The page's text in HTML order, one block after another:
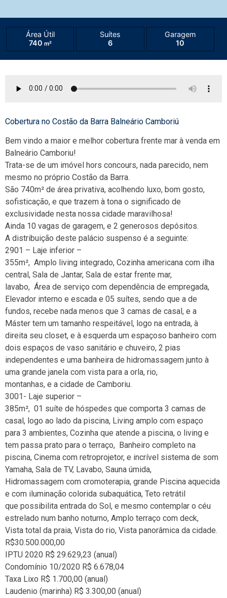
Área Útil
740 m²
Suítes
6
Garagem
10
Cobertura no Costão da Barra Balneário Camboriú
Bem vindo a maior e melhor cobertura frente mar à venda em
Balneário Camboriu!
Trata-se de um imóvel hors concours, nada parecido, nem
mesmo no próprio Costão da Barra.
São 740m² de área privativa, acolhendo luxo, bom gosto,
sofisticação, e que trazem à tona o significado de
exclusividade nesta nossa cidade maravilhosa!
Ainda 10 vagas de garagem, e 2 generosos depósitos.
A distribuição deste palácio suspenso é a seguinte:
2901 – Laje inferior –
355m², Amplo living integrado, Cozinha americana com ilha
central, Sala de Jantar, Sala de estar frente mar,
lavabo, Área de serviço com dependência de empregada,
Elevador interno e escada e 05 suítes, sendo que a de
fundos, recebe nada menos que 3 camas de casal, e a
Máster tem um tamanho respeitável, logo na entrada, à
direita seu closet, e à esquerda um espaçoso banheiro com
dois espaços de vaso sanitário e chuveiro, 2 pias
independentes e uma banheira de hidromassagem junto à
uma grande janela com vista para a orla, rio,
montanhas, e a cidade de Camboriu.
3001- Laje superior –
385m², 01 suíte de hóspedes que comporta 3 camas de
casal, logo ao lado da piscina, Living amplo com espaço
para 3 ambientes, Cozinha que atende a piscina, o living e
tem passa prato para o terraço, Banheiro completo na
piscina, Cinema com retroprojetor, e incrível sistema de som
Yamaha, Sala de TV, Lavabo, Sauna úmida,
Hidromassagem com cromoterapia, grande Piscina aquecida
e com iluminação colorida subaquática, Teto retrátil
que possibilita entrada do Sol, e mesmo contemplar o céu
estrelado num banho noturno, Amplo terraço com deck,
Vista total da praia, Vista do rio, Vista panorâmica da cidade.
R$30.500.000,00
IPTU 2020 R$ 29.629,23 (anual)
Condomínio 10/2020 R$ 6.678,04
Taxa Lixo R$ 1.700,00 (anual)
Laudenio (marinha) R$ 3.300,00 (anual)